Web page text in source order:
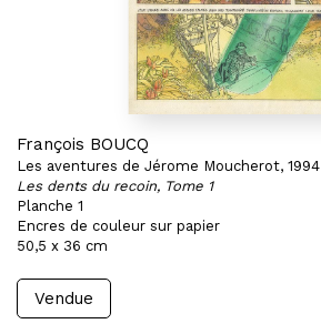
François BOUCQ
Les aventures de Jérome Moucherot, 1994
Les dents du recoin, Tome 1
Planche 1
Encres de couleur sur papier
50,5 x 36 cm
Vendue